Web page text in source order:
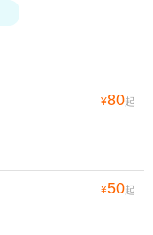
¥80起
¥50起